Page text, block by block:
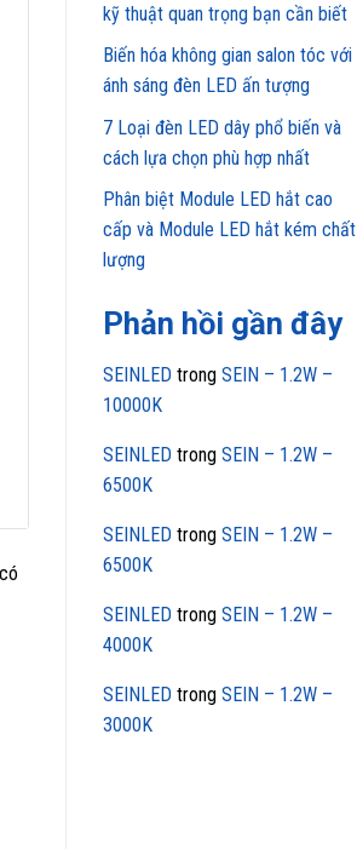
kỹ thuật quan trọng bạn cần biết
Biến hóa không gian salon tóc với
ánh sáng đèn LED ấn tượng
7 Loại đèn LED dây phổ biến và
cách lựa chọn phù hợp nhất
Phân biệt Module LED hắt cao
cấp và Module LED hắt kém chất
lượng
Phản hồi gần đây
SEINLED trong SEIN – 1.2W –
10000K
SEINLED trong SEIN – 1.2W –
6500K
SEINLED trong SEIN – 1.2W –
6500K
SEINLED trong SEIN – 1.2W –
4000K
SEINLED trong SEIN – 1.2W –
3000K